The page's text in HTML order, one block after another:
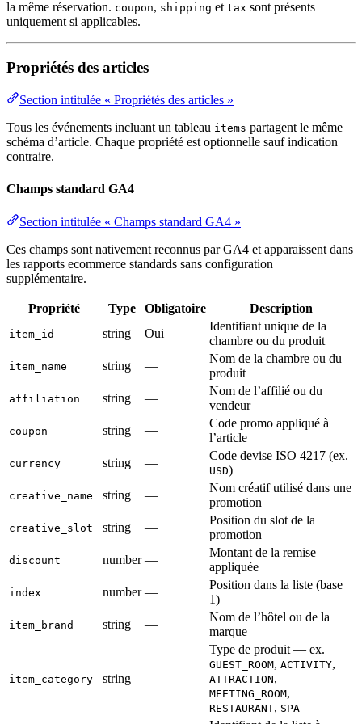
la même réservation. coupon, shipping et tax sont présents
uniquement si applicables.
Propriétés des articles
Section intitulée « Propriétés des articles »
Tous les événements incluant un tableau items partagent le même
schéma d’article. Chaque propriété est optionnelle sauf indication
contraire.
Champs standard GA4
Section intitulée « Champs standard GA4 »
Ces champs sont nativement reconnus par GA4 et apparaissent dans
les rapports ecommerce standards sans configuration
supplémentaire.
Propriété Type Obligatoire Description
item_id string Oui
Identifiant unique de la
chambre ou du produit
item_name string —
Nom de la chambre ou du
produit
affiliation string —
Nom de l’affilié ou du
vendeur
coupon string —
Code promo appliqué à
l’article
currency string —
Code devise ISO 4217 (ex.
USD)
creative_name string —
Nom créatif utilisé dans une
promotion
creative_slot string —
Position du slot de la
promotion
discount number —
Montant de la remise
appliquée
index number —
Position dans la liste (base
1)
item_brand string —
Nom de l’hôtel ou de la
marque
item_category string —
Type de produit — ex.
GUEST_ROOM, ACTIVITY,
ATTRACTION,
MEETING_ROOM,
RESTAURANT, SPA